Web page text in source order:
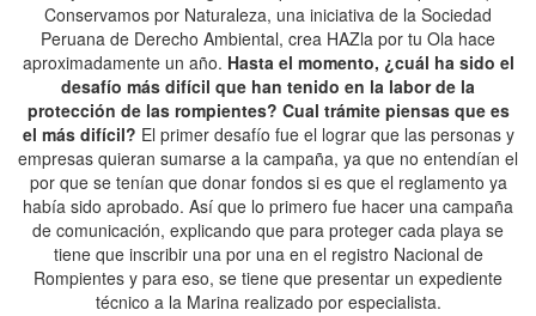
Conservamos por Naturaleza, una iniciativa de la Sociedad
Peruana de Derecho Ambiental, crea HAZla por tu Ola hace
aproximadamente un año. Hasta el momento, ¿cuál ha sido el
desafío más difícil que han tenido en la labor de la
protección de las rompientes? Cual trámite piensas que es
el más difícil? El primer desafío fue el lograr que las personas y
empresas quieran sumarse a la campaña, ya que no entendían el
por que se tenían que donar fondos si es que el reglamento ya
había sido aprobado. Así que lo primero fue hacer una campaña
de comunicación, explicando que para proteger cada playa se
tiene que inscribir una por una en el registro Nacional de
Rompientes y para eso, se tiene que presentar un expediente
técnico a la Marina realizado por especialista.